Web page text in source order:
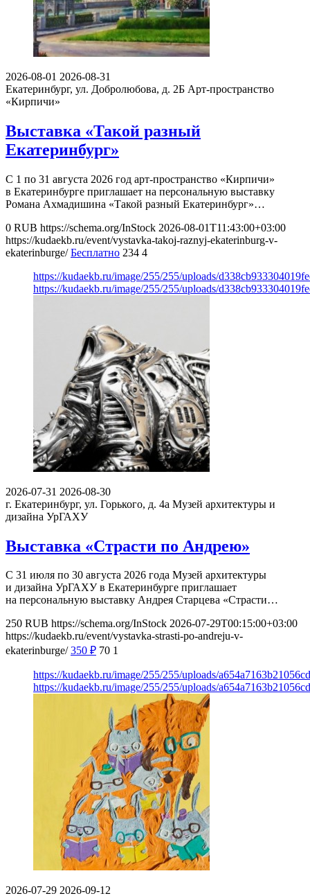
2026-08-01 2026-08-31
Екатеринбург, ул. Добролюбова, д. 2Б Арт-пространство
«Кирпичи»
Выставка «Такой разный
Екатеринбург»
С 1 по 31 августа 2026 год арт-пространство «Кирпичи»
в Екатеринбурге приглашает на персональную выставку
Романа Ахмадишина «Такой разный Екатеринбург»…
0 RUB https://schema.org/InStock 2026-08-01T11:43:00+03:00
https://kudaekb.ru/event/vystavka-takoj-raznyj-ekaterinburg-v-
ekaterinburge/ Бесплатно 234 4
https://kudaekb.ru/image/255/255/uploads/
https://kudaekb.ru/image/255/255/uploads/
2026-07-31 2026-08-30
г. Екатеринбург, ул. Горького, д. 4а Музей архитектуры и
дизайна УрГАХУ
Выставка «Страсти по Андрею»
С 31 июля по 30 августа 2026 года Музей архитектуры
и дизайна УрГАХУ в Екатеринбурге приглашает
на персональную выставку Андрея Старцева «Страсти…
250 RUB https://schema.org/InStock 2026-07-29T00:15:00+03:00
https://kudaekb.ru/event/vystavka-strasti-po-andreju-v-
ekaterinburge/ 350 ₽ 70 1
https://kudaekb.ru/image/255/255/uploads/
https://kudaekb.ru/image/255/255/uploads/
2026-07-29 2026-09-12